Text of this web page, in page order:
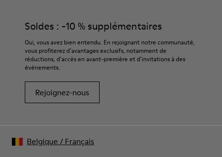
Soldes : -10 % supplémentaires
Oui, vous avez bien entendu. En rejoignant notre communauté,
vous profiterez d’avantages exclusifs, notamment de
réductions, d’accès en avant-première et d’invitations à des
événements.
Rejoignez-nous
Belgique / Français